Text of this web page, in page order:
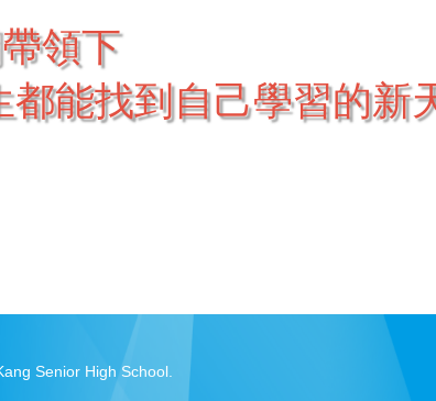
領下
都能找到自己學習的新
Senior High School.